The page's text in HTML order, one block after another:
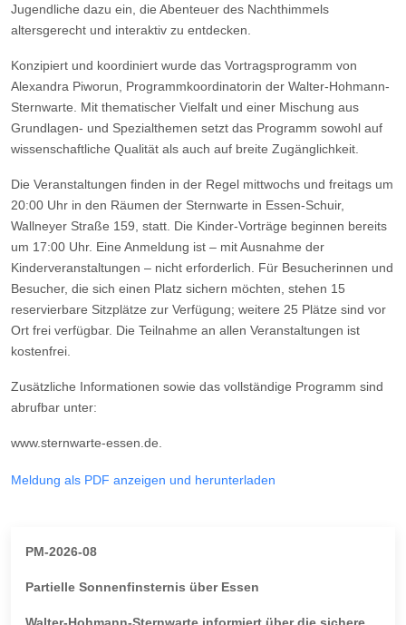
Jugendliche dazu ein, die Abenteuer des Nachthimmels
altersgerecht und interaktiv zu entdecken.
Konzipiert und koordiniert wurde das Vortragsprogramm von
Alexandra Piworun, Programmkoordinatorin der Walter-Hohmann-
Sternwarte. Mit thematischer Vielfalt und einer Mischung aus
Grundlagen- und Spezialthemen setzt das Programm sowohl auf
wissenschaftliche Qualität als auch auf breite Zugänglichkeit.
Die Veranstaltungen finden in der Regel mittwochs und freitags um
20:00 Uhr in den Räumen der Sternwarte in Essen-Schuir,
Wallneyer Straße 159, statt. Die Kinder-Vorträge beginnen bereits
um 17:00 Uhr. Eine Anmeldung ist – mit Ausnahme der
Kinderveranstaltungen – nicht erforderlich. Für Besucherinnen und
Besucher, die sich einen Platz sichern möchten, stehen 15
reservierbare Sitzplätze zur Verfügung; weitere 25 Plätze sind vor
Ort frei verfügbar. Die Teilnahme an allen Veranstaltungen ist
kostenfrei.
Zusätzliche Informationen sowie das vollständige Programm sind
abrufbar unter:
www.sternwarte-essen.de
Meldung als PDF anzeigen und herunterladen
PM-2026-08
Partielle Sonnenfinsternis über Essen